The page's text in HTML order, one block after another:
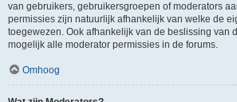
van gebruikers, gebruikersgroepen of moderators
permissies zijn natuurlijk afhankelijk van welke de
toegewezen. Ook afhankelijk van de beslissing van
mogelijk alle moderator permissies in de forums.
Omhoog